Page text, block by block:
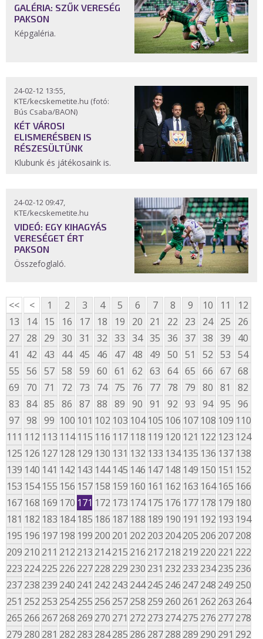
GALÉRIA: SZŰK VERESÉG
PAKSON
Képgaléria.
24-02-12 13:55,
KTE/kecskemetite.hu (fotó:
Bús Csaba/BAON)
KÉT VÁROSI
ELISMERÉSBEN IS
RÉSZESÜLTÜNK
Klubunk és játékosaink is.
24-02-12 09:47,
KTE/kecskemetite.hu
VIDEÓ: EGY KIHAGYÁS
VERESÉGET ÉRT
PAKSON
Összefoglaló.
<< < 1 2 3 4 5 6 7 8 9 10 11
12
13
14 15 16 17 18 19 20 21 22 23 24 25
26
27 28 29 30 31 32 33 34 35 36 37 38 39
40
41
42 43 44 45 46 47 48 49 50 51 52 53 54
55 56 57 58 59 60 61 62 63 64 65 66 67 68
69
70 71 72 73 74 75 76 77 78 79 80 81
82
83 84 85 86 87 88 89 90 91 92 93 94 95 96
97 98 99 100 101 102 103 104 105 106 107 108 109 110
111 112 113 114 115 116 117 118 119 120 121 122 123 124
125 126 127 128 129 130 131 132 133 134 135 136 137 138
139 140 141 142 143 144 145 146 147 148 149 150 151 152
153 154 155 156 157 158 159 160 161 162 163 164 165 166
167 168 169 170 171 172 173 174 175 176 177 178 179 180
181 182 183 184 185 186 187 188 189 190 191 192 193 194
195 196 197 198 199 200 201 202 203 204205 206 207208
209 210 211 212 213 214215 216 217218 219 220 221 222
223 224225 226 227228 229 230 231 232 233 234235 236
237238 239 240 241 242 243 244245 246 247248 249 250
251 252 253 254255 256 257258 259 260 261 262 263 264
265 266 267268 269 270 271 272 273 274275 276 277278
279 280 281 282 283 284285 286 287288 289 290 291 292